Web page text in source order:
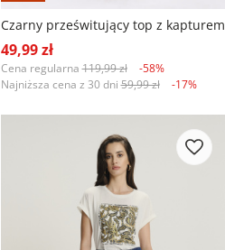
Czarny prześwitujący top z kapturem
49,99 zł
Cena regularna119,99 zł
-58%
Najniższa cena z 30 dni59,99 zł -17%